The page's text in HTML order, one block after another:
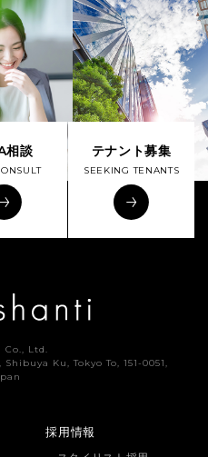
相談 テナント募集
SEEKING TENANTS
Co., Ltd.
Ku, Tokyo To, 151-0051,
採用情報